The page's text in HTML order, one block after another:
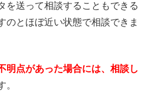
を送って相談することもできる
のとほぼ近い状態で相談できま
明点があった場合には、相談し
。